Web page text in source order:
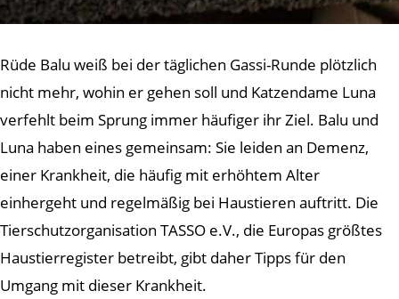
Rüde Balu weiß bei der täglichen Gassi-Runde plötzlich
nicht mehr, wohin er gehen soll und Katzendame Luna
verfehlt beim Sprung immer häufiger ihr Ziel. Balu und
Luna haben eines gemeinsam: Sie leiden an Demenz,
einer Krankheit, die häufig mit erhöhtem Alter
einhergeht und regelmäßig bei Haustieren auftritt. Die
Tierschutzorganisation TASSO e.V., die Europas größtes
Haustierregister betreibt, gibt daher Tipps für den
Umgang mit dieser Krankheit.